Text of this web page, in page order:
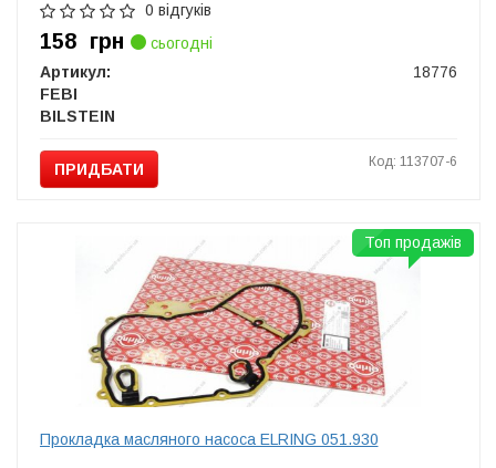
0 відгуків
158 грн
сьогодні
Артикул:
18776
FEBI
BILSTEIN
ПРИДБАТИ Код: 113707-6
Прокладка масляного насоса ELRING 051.930
Топ продажів